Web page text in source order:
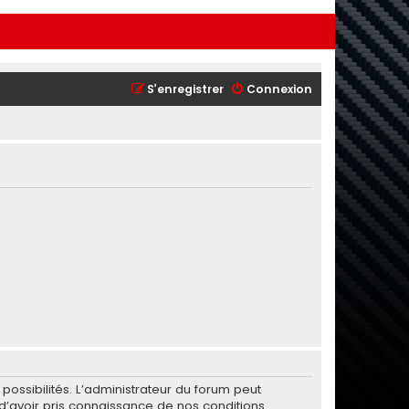
Connexion
S’enregistrer
L’administrateur du forum peut